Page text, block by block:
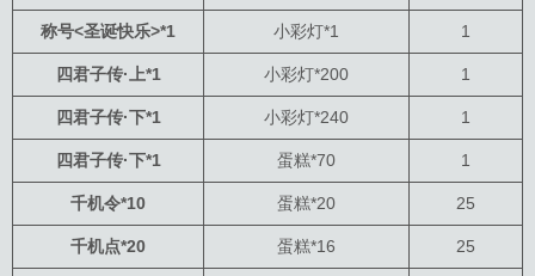
称号<圣诞快乐>*1 小彩灯*1 1
四君子传·上*1 小彩灯*200 1
四君子传·下*1 小彩灯*240 1
四君子传·下*1 蛋糕*70 1
千机令*10 蛋糕*20 25
千机点*20 蛋糕*16 25